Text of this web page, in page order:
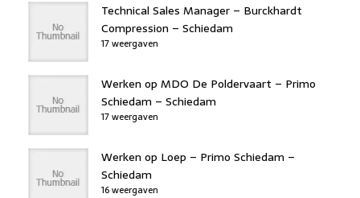
Technical Sales Manager – Burckhardt
Compression – Schiedam
17 weergaven
Werken op MDO De Poldervaart – Primo
Schiedam – Schiedam
17 weergaven
Werken op Loep – Primo Schiedam –
Schiedam
16 weergaven